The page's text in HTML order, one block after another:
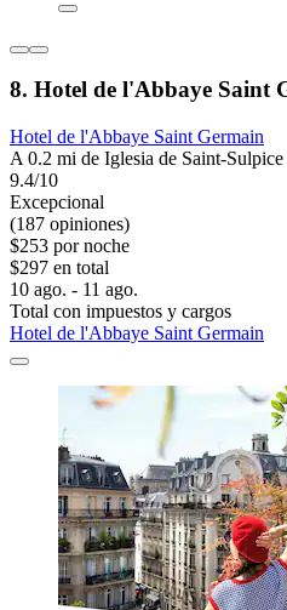
8. Hotel de l'Abbaye Saint
Hotel de l'Abbaye Saint Germain
A 0.2 mi de Iglesia de Saint-Sulpice
9.4/10
Excepcional
(187 opiniones)
$253 por noche
$297 en total
10 ago. - 11 ago.
Total con impuestos y cargos
Hotel de l'Abbaye Saint Germain